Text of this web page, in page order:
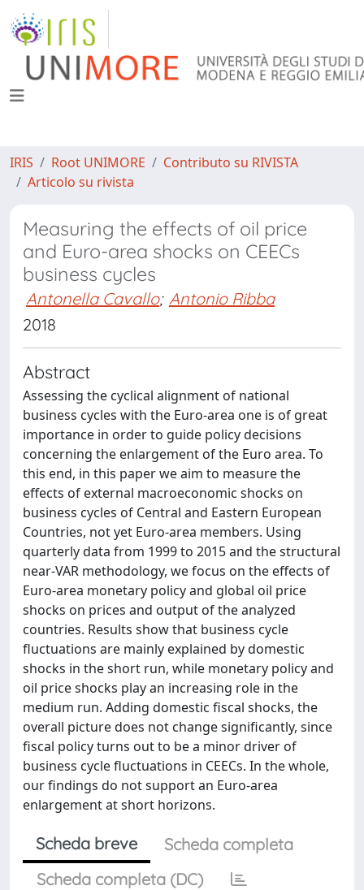
IRIS Root UNIMORE
Contributo su RIVISTA
Articolo su rivista
Measuring the effects of oil price
and Euro-area shocks on CEECs
business cycles
Antonella Cavallo; Antonio Ribba
2018
Abstract
Assessing the cyclical alignment of national
business cycles with the Euro-area one is of great
importance in order to guide policy decisions
concerning the enlargement of the Euro area. To
this end, in this paper we aim to measure the
effects of external macroeconomic shocks on
business cycles of Central and Eastern European
Countries, not yet Euro-area members. Using
quarterly data from 1999 to 2015 and the structural
near-VAR methodology, we focus on the effects of
Euro-area monetary policy and global oil price
shocks on prices and output of the analyzed
countries. Results show that business cycle
fluctuations are mainly explained by domestic
shocks in the short run, while monetary policy and
oil price shocks play an increasing role in the
medium run. Adding domestic fiscal shocks, the
overall picture does not change significantly, since
fiscal policy turns out to be a minor driver of
business cycle fluctuations in CEECs. In the whole,
our findings do not support an Euro-area
enlargement at short horizons.
Scheda breve
Scheda completa
Scheda completa (DC)